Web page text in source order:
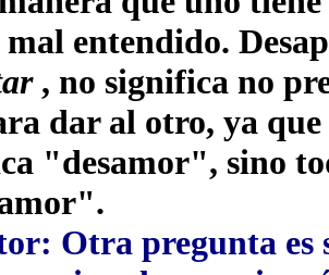
mal entendido.
, no significa no
dar al otro, ya
"desamor", sino
Otra pregunta es